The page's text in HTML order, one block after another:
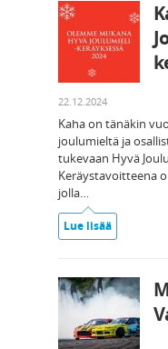
22.12.2024
Kaha on tänäkin
joulumieltä ja
tukevaan Hyvä
Keräystavoitteena
jolla…
Lue lisää